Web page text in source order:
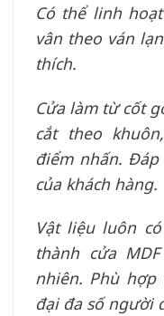
Có thể linh
vân theo ván
thích.
Cửa làm từ cốt
cắt theo
điểm nhấn.
của khách hàng.
Vật liệu luôn
thành cửa
nhiên. Phù hợp
đại đa số người